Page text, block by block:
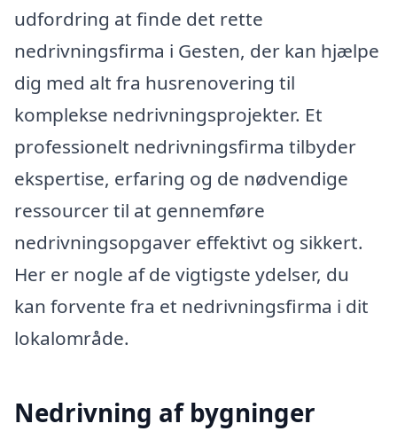
udfordring at finde det rette
nedrivningsfirma i Gesten, der kan hjælpe
dig med alt fra husrenovering til
komplekse nedrivningsprojekter. Et
professionelt nedrivningsfirma tilbyder
ekspertise, erfaring og de nødvendige
ressourcer til at gennemføre
nedrivningsopgaver effektivt og sikkert.
Her er nogle af de vigtigste ydelser, du
kan forvente fra et nedrivningsfirma i dit
lokalområde.
Nedrivning af bygninger